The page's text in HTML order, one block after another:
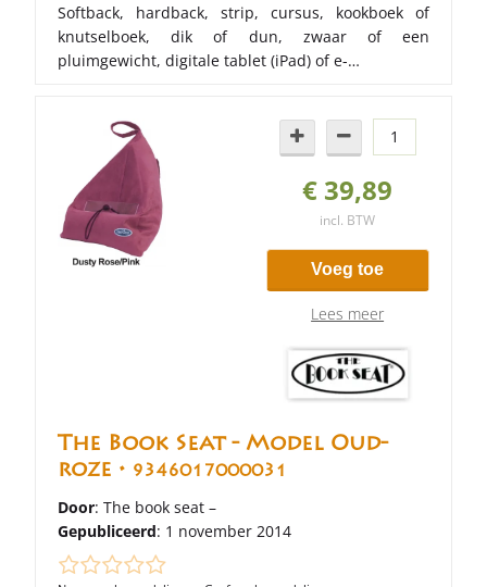
Softback, hardback, strip, cursus, kookboek of
knutselboek, dik of dun, zwaar of een
pluimgewicht, digitale tablet (iPad) of e-…
€ 39,89
incl. BTW
Voeg toe
Lees meer
The Book Seat - Model Oud-
roze • 9346017000031
Door: The book seat –
Gepubliceerd: 1 november 2014